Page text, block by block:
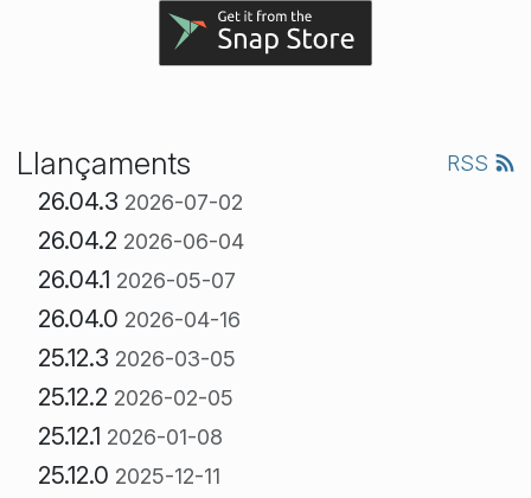
Llançaments RSS
26.04.3 2026-07-02
26.04.2 2026-06-04
26.04.1 2026-05-07
26.04.0 2026-04-16
25.12.3 2026-03-05
25.12.2 2026-02-05
25.12.1 2026-01-08
25.12.0 2025-12-11